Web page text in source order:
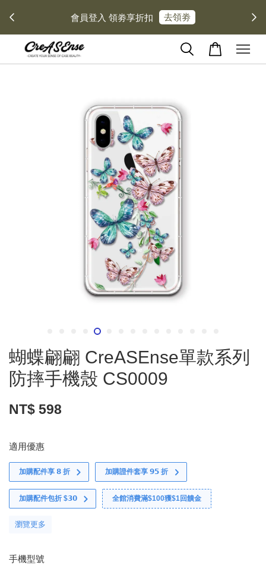
會員登入 領劵享折扣 去領劵
蝴蝶翩翩 CreASEnse單款系列
防摔手機殼 CS0009
NT$ 598
適用優惠
加購配件享 𝟴 折 加購證件套享 𝟵𝟱 折
加購配件包折 $𝟯𝟬 全館消費滿$100獲$1回饋金
瀏覽更多
手機型號